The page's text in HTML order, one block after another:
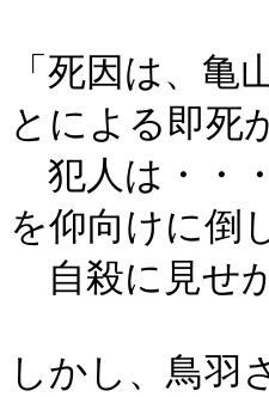
「死因は、
とによる即死
犯人は・・
を仰向けに倒
自殺に見せ
しかし、鳥羽